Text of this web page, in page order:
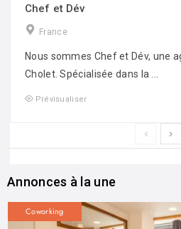
Chef et Dév
France
Nous sommes Chef et Dév, une
Cholet. Spécialisée dans la ...
Prévisualiser
Annonces à la une
Coworking